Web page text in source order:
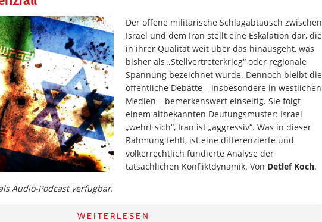
Der offene militärische Schlagabtausch zwischen
Israel und dem Iran stellt eine Eskalation dar, die
in ihrer Qualität weit über das hinausgeht, was
bisher als „Stellvertreterkrieg“ oder regionale
Spannung bezeichnet wurde. Dennoch bleibt die
öffentliche Debatte – insbesondere in westlichen
Medien – bemerkenswert einseitig. Sie folgt
einem altbekannten Deutungsmuster: Israel
„wehrt sich“, Iran ist „aggressiv“. Was in dieser
Rahmung fehlt, ist eine differenzierte und
völkerrechtlich fundierte Analyse der
tatsächlichen Konfliktdynamik. Von Detlef Koch.
Audio-Podcast verfügbar.
WEITERLESEN